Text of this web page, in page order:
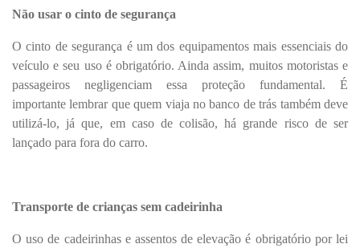
Não usar o cinto de segurança
O cinto de segurança é um dos equipamentos mais essenciais do
veículo e seu uso é obrigatório. Ainda assim, muitos motoristas e
passageiros negligenciam essa proteção fundamental. É
importante lembrar que quem viaja no banco de trás também deve
utilizá-lo, já que, em caso de colisão, há grande risco de ser
lançado para fora do carro.
Transporte de crianças sem cadeirinha
O uso de cadeirinhas e assentos de elevação é obrigatório por lei